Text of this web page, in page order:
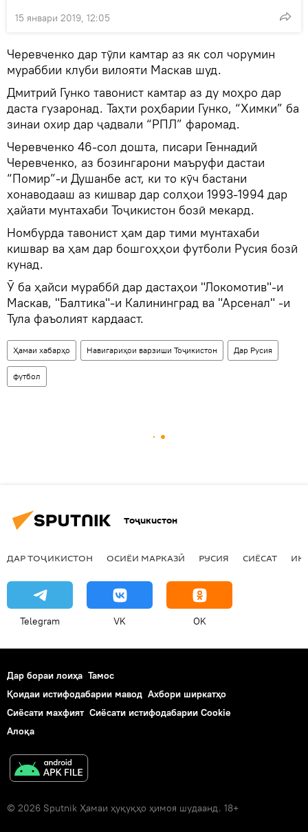
15 январи 2019, 12:05
Черевченко дар тӯли камтар аз як сол чорумин
мураббии клуби вилояти Маскав шуд.
Дмитрий Гунко тавонист камтар аз ду моҳро дар
даста гузаронад. Таҳти роҳбарии Гунко, “Химки” ба
зинаи охир дар ҷадвали “РПЛ” фаромад.
Черевченко 46-сол дошта, писари Геннадий
Черевченко, аз бозингарони маъруфи дастаи
“Помир”-и Душанбе аст, ки то кӯч бастани
хонаводааш аз кишвар дар солҳои 1993-1994 дар
ҳайати мунтахаби Тоҷикистон бозӣ мекард.
Номбурда тавонист ҳам дар тими мунтахаби
кишвар ва ҳам дар бошгоҳҳои футболи Русия бозӣ
кунад.
Ӯ ба ҳайси мураббӣ дар дастаҳои "Локомотив"-и
Маскав, "Балтика"-и Калининград ва "Арсенал" -и
Тула фаъолият кардааст.
Ҳамаи хабарҳо Навигариҳои варзиши Тоҷикистон Дар Русия
футбол
Тоҷикистон
ДАР ТОҶИКИСТОН ОСИЁИ МАРКАЗӢ РУСИЯ СИЁСАТ
Telegram VK OK
Дар бораи лоиҳа Тамос
Қоидаи истифодабарии мавод Ахбори ширкатҳо
Сиёсати махфият Сиёсати истифодабарии Cookie
Алоқа
© 2026 Sputnik Ҳамаи ҳуқуқҳо ҳимоя шудаанд. 18+